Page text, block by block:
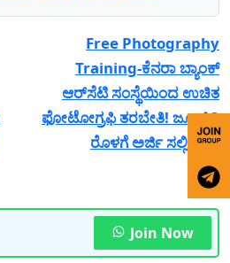
Free Photography
Training-ಕೆನರಾ ಬ್ಯಾಂಕ್
ಆರ್‌ಸೆಟಿ ಸಂಸ್ಥೆಯಿಂದ ಉಚಿತ
ಫೋಟೋಗ್ರಫಿ ತರಬೇತಿ! ಜೂನ್ 3
ರೊಳಗೆ ಅರ್ಜಿ ಸಲ್ಲಿಸಿ!→
Join Now